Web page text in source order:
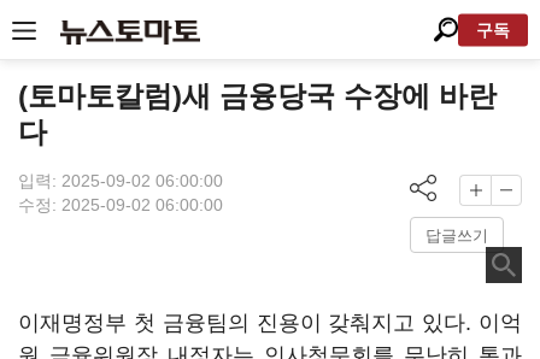
구독
(토마토칼럼)새 금융당국 수장에 바란
다
입력: 2025-09-02 06:00:00
수정: 2025-09-02 06:00:00
답글쓰기
이재명정부 첫 금융팀의 진용이 갖춰지고 있다. 이억